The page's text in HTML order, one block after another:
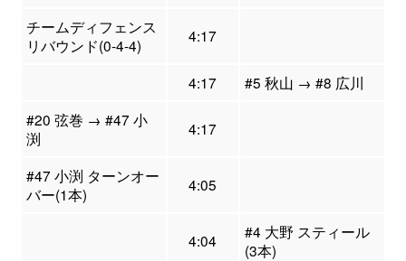
チームディフェンス
リバウンド(0-4-4)
4:17
4:17
#5 秋山 → #8 広川
#20 弦巻 → #47 小
渕
4:17
#47 小渕 ターンオー
バー(1本)
4:05
4:04
#4 大野 スティール
(3本)